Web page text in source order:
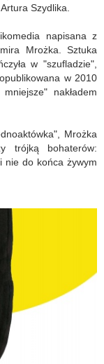
Szydlika.
napisana z
Mrożka. Sztuka
w "szufladzie",
w 2010
nakładem
Mrożka
trójką bohaterów:
nie do końca żywym